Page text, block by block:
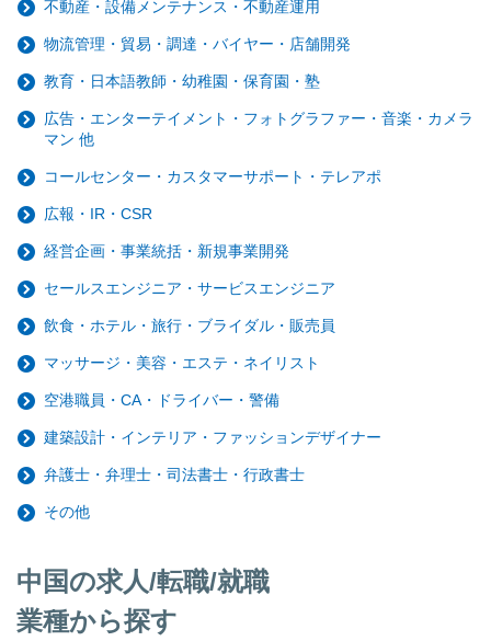
不動産・設備メンテナンス・不動産運用
物流管理・貿易・調達・バイヤー・店舗開発
教育・日本語教師・幼稚園・保育園・塾
広告・エンターテイメント・フォトグラファー・音楽・カメラ
マン 他
コールセンター・カスタマーサポート・テレアポ
広報・IR・CSR
経営企画・事業統括・新規事業開発
セールスエンジニア・サービスエンジニア
飲食・ホテル・旅行・ブライダル・販売員
マッサージ・美容・エステ・ネイリスト
空港職員・CA・ドライバー・警備
建築設計・インテリア・ファッションデザイナー
弁護士・弁理士・司法書士・行政書士
その他
中国の求人/転職/就職
業種から探す